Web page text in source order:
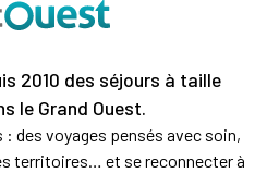
2010 des séjours à taille
le Grand Ouest.
des voyages pensés avec soin,
territoires… et se reconnecter à